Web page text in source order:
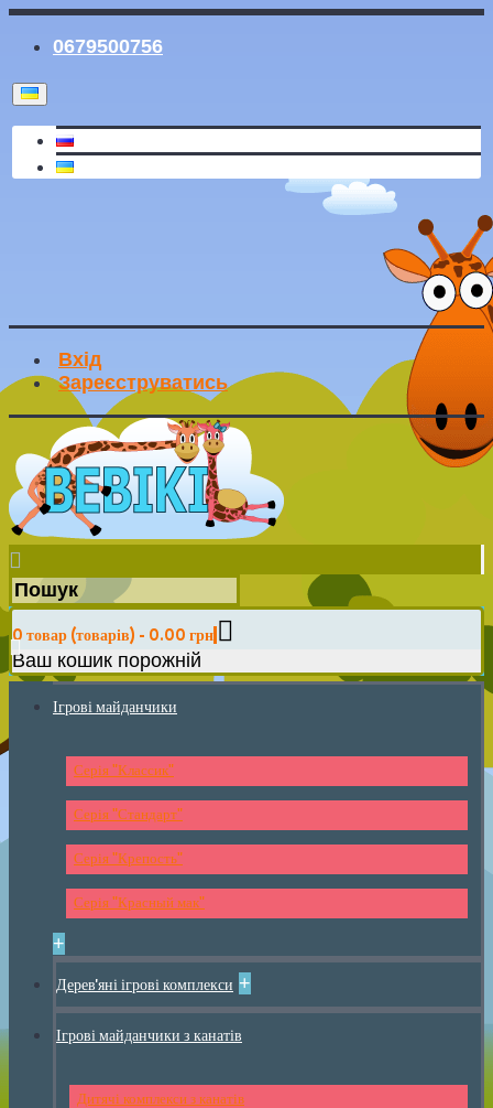
0679500756
Вхід
Зареєструватись
0 товар (товарів) - 0.00 грн
Ваш кошик порожній
Ігрові майданчики
Серія "Классик"
Серія "Стандарт"
Серія "Крепость"
Серія "Красный мак"
+
Дерев'яні ігрові комплекси +
Ігрові майданчики з канатів
Дитячі комплекси з канатів